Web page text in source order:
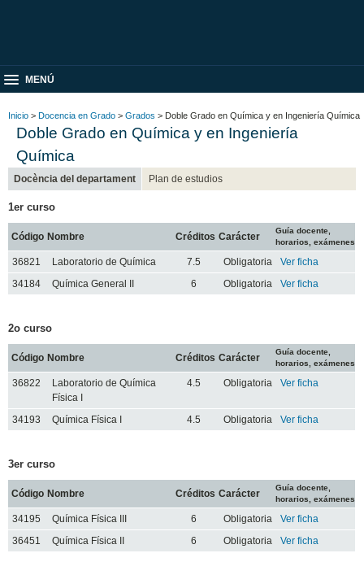
MENÚ
Inicio > Docencia en Grado > Grados > Doble Grado en Química y en Ingeniería Química
Doble Grado en Química y en Ingeniería
Química
Docència del departament Plan de estudios
1er curso
Código Nombre Créditos Carácter
Guía docente,
horarios, exámenes
36821 Laboratorio de Química 7.5 Obligatoria
Ver ficha
34184
Química General II 6 Obligatoria Ver ficha
2o curso
Código Nombre Créditos Carácter
Guía docente,
horarios, exámenes
36822
Laboratorio de Química
Física I
4.5 Obligatoria Ver ficha
34193 Química Física I 4.5 Obligatoria Ver ficha
3er curso
Código Nombre Créditos Carácter
Guía docente,
horarios, exámenes
34195 Química Física III 6 Obligatoria
Ver ficha
36451
Química Física II 6 Obligatoria Ver ficha